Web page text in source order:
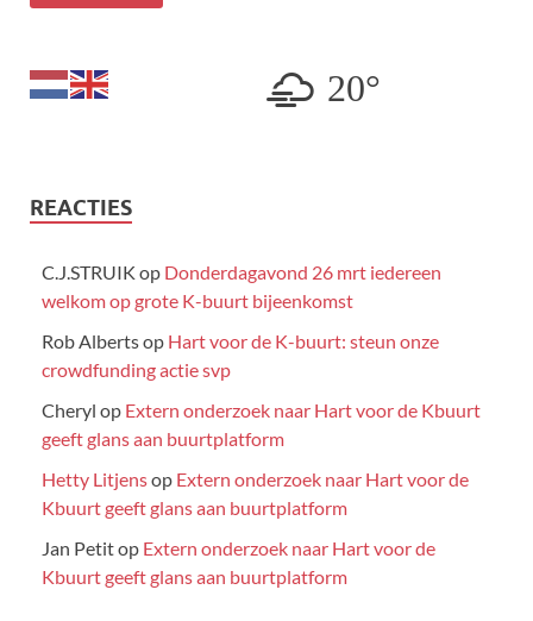
20°
REACTIES
C.J.STRUIK op Donderdagavond 26 mrt iedereen
welkom op grote K-buurt bijeenkomst
Rob Albertsop Hart voor de K-buurt: steun onze
crowdfunding actie svp
Cheryl op Extern onderzoek naar Hart voor de Kbuurt
geeft glans aan buurtplatform
Hetty Litjensop Extern onderzoek naar Hart voor de
Kbuurt geeft glans aan buurtplatform
Jan Petitop Extern onderzoek naar Hart voor de
Kbuurt geeft glans aan buurtplatform